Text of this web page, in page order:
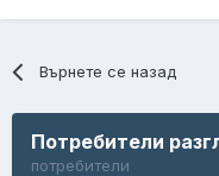
Върнете се назад
Потребители
потребители